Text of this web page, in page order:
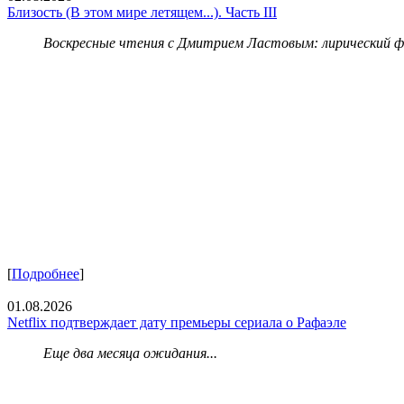
Близость (В этом мире летящем...). Часть III
Воскресные чтения с Дмитрием Ластовым: лирический
[Подробнее]
01.08.2026
Netflix подтверждает дату премьеры сериала о Рафаэле
Еще два месяца ожидания...